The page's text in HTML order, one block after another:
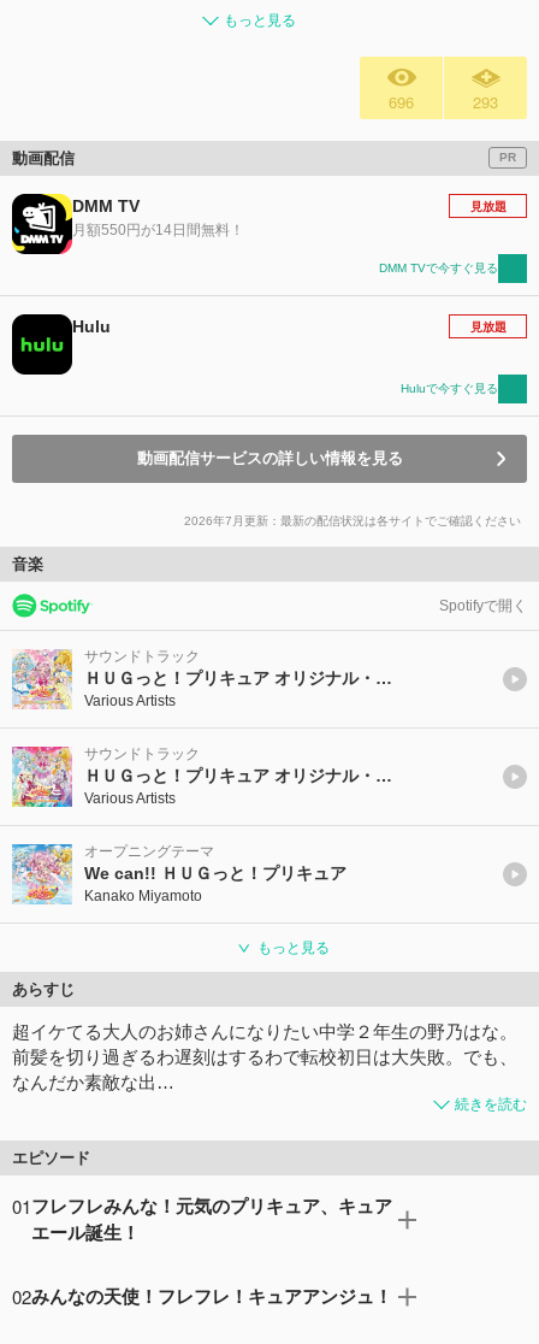
もっと見る
696 293
動画配信 PR
DMM TV
月額550円が14日間無料！
見放題
DMM TVで今すぐ見る
Hulu 見放題
Huluで今すぐ見る
動画配信サービスの詳しい情報を見る
2026年7月更新：最新の配信状況は各サイトでご確認ください
音楽
Spotifyで開く
サウンドトラック
ＨＵＧっと！プリキュア オリジナル・サウンドトラック １ プリキュア・サウンド・フォー・ユー!!
Various Artists
サウンドトラック
ＨＵＧっと！プリキュア オリジナル・サウンドトラック２「プリキュア・チアフル・サウンド！！」
Various Artists
オープニングテーマ
We can!! ＨＵＧっと！プリキュア
Kanako Miyamoto
もっと見る
あらすじ
超イケてる大人のお姉さんになりたい中学２年生の野乃はな。
前髪を切り過ぎるわ遅刻はするわで転校初日は大失敗。でも、
なんだか素敵な出…
続きを読む
エピソード
01フレフレみんな！元気のプリキュア、キュア
エール誕生！
校に行く日。 超イケてるお姉さんを目指して前髪を切るん
02みんなの天使！フレフレ！キュアアンジュ！